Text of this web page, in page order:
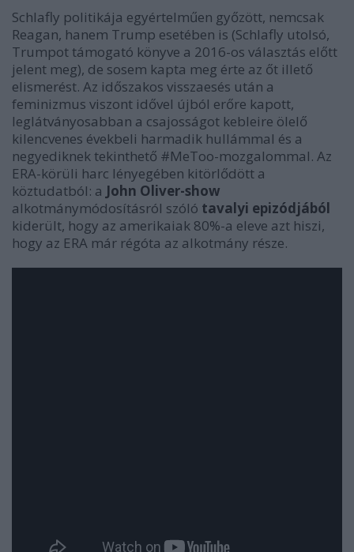
Schlafly politikája egyértelműen győzött, nemcsak
Reagan, hanem Trump esetében is (Schlafly utolsó,
Trumpot támogató könyve a 2016-os választás előtt
jelent meg), de sosem kapta meg érte az őt illető
elismerést. Az időszakos visszaesés után a
feminizmus viszont idővel újból erőre kapott,
leglátványosabban a csajosságot kebleire ölelő
kilencvenes évekbeli harmadik hullámmal és a
negyediknek tekinthető #MeToo-mozgalommal. Az
ERA-körüli harc lényegében kitörlődött a
köztudatból: a John Oliver-show
alkotmánymódosításról szóló tavalyi epizódjából
kiderült, hogy az amerikaiak 80%-a eleve azt hiszi,
hogy az ERA már régóta az alkotmány része.